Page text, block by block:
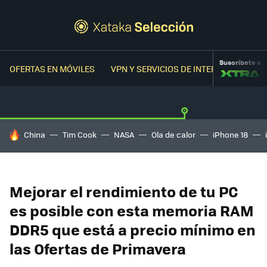
OFERTAS EN MÓVILES VPN Y SERVICIOS DE INTERNETSuscríbete a
HOY SE HABLA DE
China Tim Cook NASA Ola de calor iPhone 18
Mejorar el rendimiento de tu PC
es posible con esta memoria RAM
DDR5 que está a precio mínimo en
las Ofertas de Primavera